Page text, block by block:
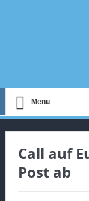
Menu
Call auf
Post ab